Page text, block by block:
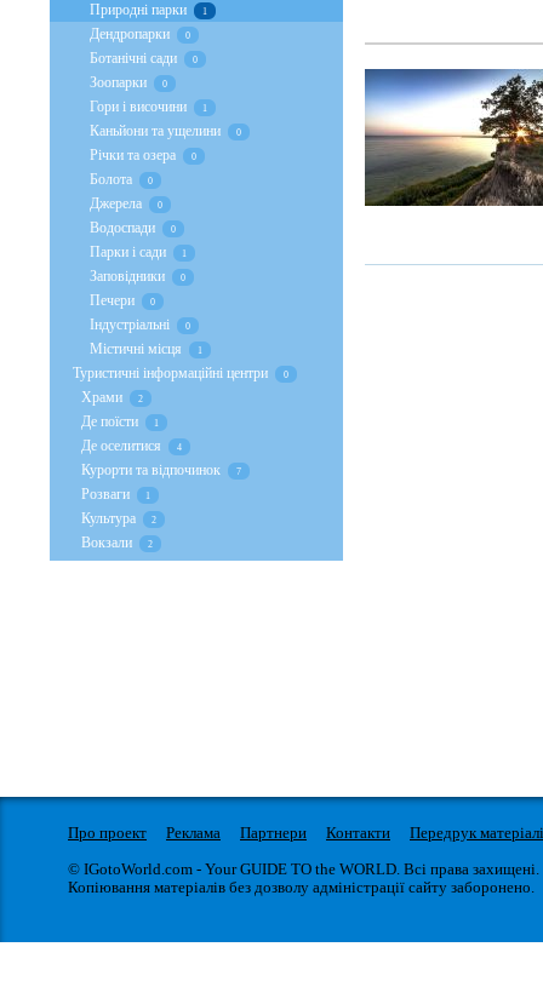
Природні парки 1
Дендропарки 0
Ботанічні сади 0
Зоопарки 0
Гори і височини 1
Каньйони та ущелини 0
Річки та озера 0
Болота 0
Джерела 0
Водоспади 0
Парки і сади 1
Заповідники 0
Печери 0
Індустріальні 0
Містичні місця 1
Туристичні інформаційні центри 0
Храми 2
Де поїсти 1
Де оселитися 4
Курорти та відпочинок 7
Розваги 1
Культура 2
Вокзали 2
Про проект Реклама Партнери Контакти
Передрук
© IGotoWorld.com - Your GUIDE TO the WORLD. Всі права захищені.
Копіювання матеріалів без дозволу адміністрації сайту заборонено.